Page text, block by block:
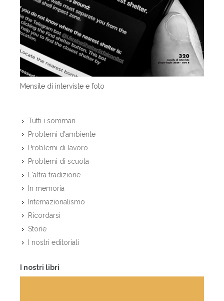
Mensile di interviste e foto
Tutti i sommari
Problemi d'ambiente
Problemi di lavoro
Problemi di scuola
L'altra tradizione
In memoria
Internazionalismo
Ricordarsi
Storie
I nostri editoriali
I nostri libri